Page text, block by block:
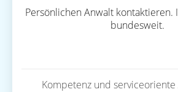
Persönlichen Anwalt kontaktieren.
bundesweit.
Kompetenz und serviceoriente